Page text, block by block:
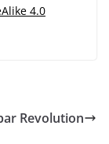
4.0
Revolution